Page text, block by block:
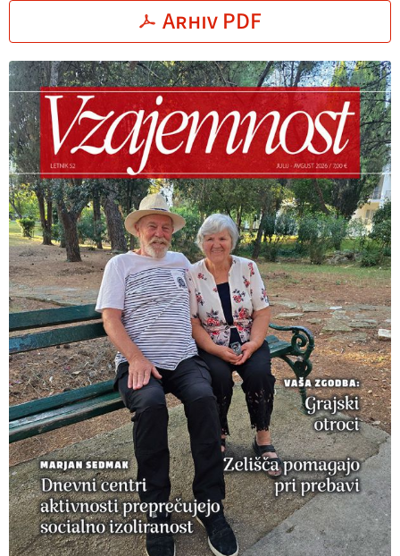
Arhiv PDF